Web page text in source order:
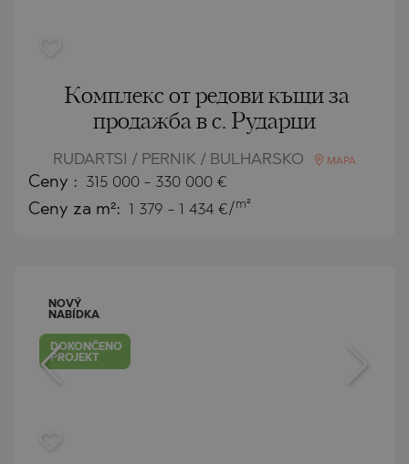
Комплекс от редови къщи за
продажба в с. Рударци
RUDARTSI / PERNIK / BULHARSKO MAPA
Ceny : 315 000 - 330 000 €
Ceny za m²: 1 379 - 1 434 €/ m²
NOVÝ
NABÍDKA
DOKONČENO
PROJEKT